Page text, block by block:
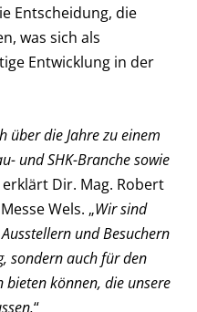
Entscheidung, die
was sich als
Entwicklung in der
über die Jahre zu einem
und SHK-Branche sowie
erklärt Dir. Mag. Robert
Wels. „Wir sind
und Besuchern
sondern auch für den
bieten können, die unsere
“